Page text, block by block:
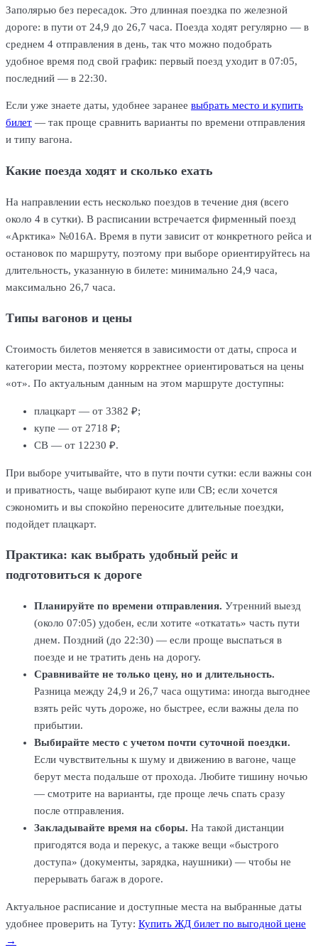
Заполярью без пересадок. Это длинная поездка по железной
дороге: в пути от 24,9 до 26,7 часа. Поезда ходят регулярно — в
среднем 4 отправления в день, так что можно подобрать
удобное время под свой график: первый поезд уходит в 07:05,
последний — в 22:30.
Если уже знаете даты, удобнее заранее выбрать место и купить
билет — так проще сравнить варианты по времени отправления
и типу вагона.
Какие поезда ходят и сколько ехать
На направлении есть несколько поездов в течение дня (всего
около 4 в сутки). В расписании встречается фирменный поезд
«Арктика» №016А. Время в пути зависит от конкретного рейса и
остановок по маршруту, поэтому при выборе ориентируйтесь на
длительность, указанную в билете: минимально 24,9 часа,
максимально 26,7 часа.
Типы вагонов и цены
Стоимость билетов меняется в зависимости от даты, спроса и
категории места, поэтому корректнее ориентироваться на цены
«от». По актуальным данным на этом маршруте доступны:
плацкарт — от 3382 ₽;
купе — от 2718 ₽;
СВ — от 12230 ₽.
При выборе учитывайте, что в пути почти сутки: если важны сон
и приватность, чаще выбирают купе или СВ; если хочется
сэкономить и вы спокойно переносите длительные поездки,
подойдет плацкарт.
Практика: как выбрать удобный рейс и
подготовиться к дороге
Планируйте по времени отправления. Утренний выезд
(около 07:05) удобен, если хотите «откатать» часть пути
днем. Поздний (до 22:30) — если проще выспаться в
поезде и не тратить день на дорогу.
Сравнивайте не только цену, но и длительность.
Разница между 24,9 и 26,7 часа ощутима: иногда выгоднее
взять рейс чуть дороже, но быстрее, если важны дела по
прибытии.
Выбирайте место с учетом почти суточной поездки.
Если чувствительны к шуму и движению в вагоне, чаще
берут места подальше от прохода. Любите тишину ночью
— смотрите на варианты, где проще лечь спать сразу
после отправления.
Закладывайте время на сборы. На такой дистанции
пригодятся вода и перекус, а также вещи «быстрого
доступа» (документы, зарядка, наушники) — чтобы не
перерывать багаж в дороге.
Актуальное расписание и доступные места на выбранные даты
удобнее проверить на Туту: Купить ЖД билет по выгодной цене
→